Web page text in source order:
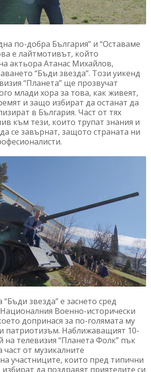
по-добра България” и “Оставаме
е лайтмотивът, който
актьора Атанас Михайлов,
“Бъди звезда”. Този уикенд
“Планета” ще прозвучат
млади хора за това, как живеят,
и защо избират да останат да
в България. Част от тях
към тези, които трупат знания и
се завърнат, защото страната ни
звезда” е заснето сред
Военно-исторически
допринася за по-голямата му
патриотизъм. Наближаващият 10-
телевизия “Планета Фолк” пък
част от музикалните
участниците, които пред типични
да поздравят приятелите си